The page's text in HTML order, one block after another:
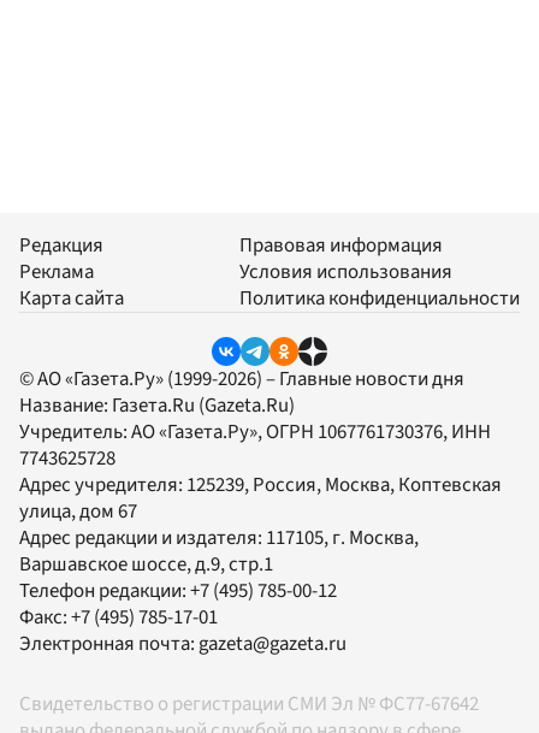
Редакция
Реклама
Карта сайта
Правовая информация
Условия использования
Политика конфиденциальности
© АО «Газета.Ру» (1999-2026) – Главные новости дня
Название: Газета.Ru (Gazeta.Ru)
Учредитель:АО «Газета.Ру», ОГРН 1067761730376, ИНН
7743625728
Адрес учредителя: 125239, Россия, Москва, Коптевская
улица, дом 67
Адрес редакции и издателя: 117105, г. Москва,
Варшавское шоссе, д.9, стр.1
Телефон редакции:+7 (495) 785-00-12
Факс:+7 (495) 785-17-01
Электронная почта: gazeta@gazeta.ru
Свидетельство о регистрации СМИ Эл № ФС77-67642